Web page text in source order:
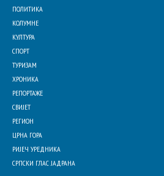
ПОЛИТИКА
КОЛУМНЕ
КУЛТУРА
СПОРТ
ТУРИЗАМ
ХРОНИКА
РЕПОРТАЖЕ
СВИЈЕТ
РЕГИОН
ЦРНА ГОРА
РИЈЕЧ УРЕДНИКА
СРПСКИ ГЛАС ЈАДРАНА